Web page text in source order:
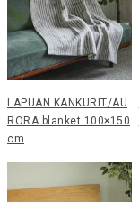
LAPUAN KANKURIT/AU
RORA blanket 100×150
cm